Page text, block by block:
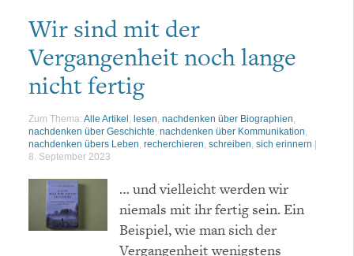
Wir sind mit der
Vergangenheit noch lange
nicht fertig
Zum Thema: Alle Artikel , lesen, nachdenken über Biographien,
nachdenken über Geschichte, nachdenken über Kommunikation,
nachdenken übers Leben, recherchieren, schreiben, sich erinnern
8. September 2023
… und vielleicht werden wir
niemals mit ihr fertig sein. Ein
Beispiel, wie man sich der
Vergangenheit wenigstens